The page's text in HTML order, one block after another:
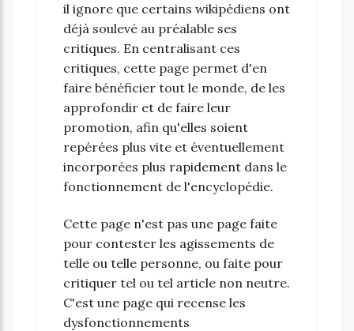
il ignore que certains wikipédiens ont
déjà soulevé au préalable ses
critiques. En centralisant ces
critiques, cette page permet d'en
faire bénéficier tout le monde, de les
approfondir et de faire leur
promotion, afin qu'elles soient
repérées plus vite et éventuellement
incorporées plus rapidement dans le
fonctionnement de l'encyclopédie.
Cette page n'est pas une page faite
pour contester les agissements de
telle ou telle personne, ou faite pour
critiquer tel ou tel article non neutre.
C'est une page qui recense les
dysfonctionnements